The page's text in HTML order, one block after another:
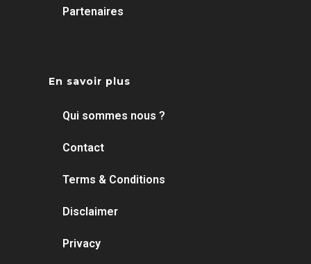
Partenaires
En savoir plus
Qui sommes nous ?
Contact
Terms & Conditions
Disclaimer
Privacy